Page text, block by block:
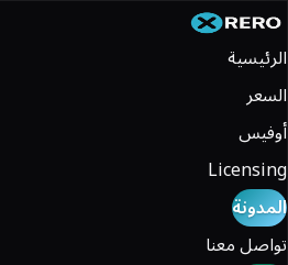
الرئيسية
السعر
أوفيس
Licensing
المدونة
تواصل معنا